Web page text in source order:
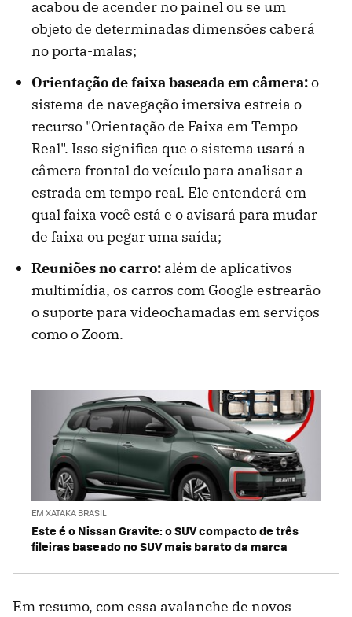
acabou de acender no painel ou se um
objeto de determinadas dimensões caberá
no porta-malas;
Orientação de faixa baseada em câmera:o
sistema de navegação imersiva estreia o
recurso "Orientação de Faixa em Tempo
Real". Isso significa que o sistema usará a
câmera frontal do veículo para analisar a
estrada em tempo real. Ele entenderá em
qual faixa você está e o avisará para mudar
de faixa ou pegar uma saída;
Reuniões no carro: além de aplicativos
multimídia, os carros com Google estrearão
o suporte para videochamadas em serviços
como o Zoom.
EM XATAKA BRASIL
Este é o Nissan Gravite: o SUV compacto de três
fileiras baseado no SUV mais barato da marca
Em resumo, com essa avalanche de novos